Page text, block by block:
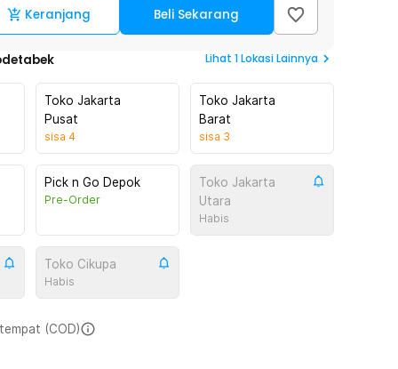
Keranjang Beli Sekarang
Lihat 1Lokasi Lainnya
Toko Jakarta
Pusat
sisa 4
Toko Jakarta
Barat
sisa 3
Pick n Go Depok
Pre-Order
Toko Jakarta
Utara
Habis
Toko Cikupa
Habis
(COD)